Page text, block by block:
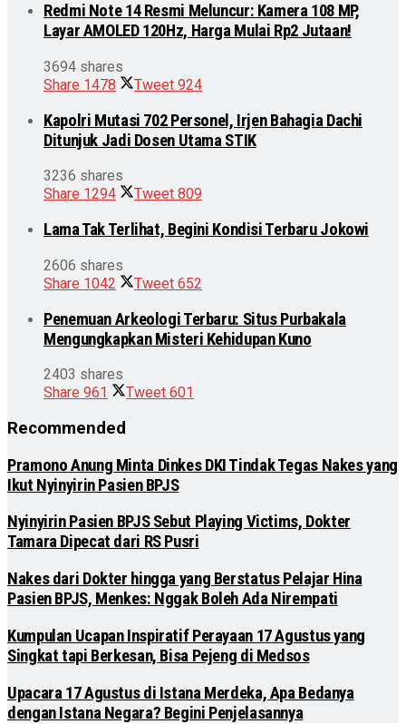
Redmi Note 14 Resmi Meluncur: Kamera 108 MP,
Layar AMOLED 120Hz, Harga Mulai Rp2 Jutaan!
3694 shares
Share 1478 Tweet 924
Kapolri Mutasi 702 Personel, Irjen Bahagia Dachi
Ditunjuk Jadi Dosen Utama STIK
3236 shares
Share 1294 Tweet 809
Lama Tak Terlihat, Begini Kondisi Terbaru Jokowi
2606 shares
Share 1042 Tweet 652
Penemuan Arkeologi Terbaru: Situs Purbakala
Mengungkapkan Misteri Kehidupan Kuno
2403 shares
Share 961 Tweet 601
Recommended
Pramono Anung Minta Dinkes DKI Tindak Tegas Nakes yang
Ikut Nyinyirin Pasien BPJS
Nyinyirin Pasien BPJS Sebut Playing Victims, Dokter
Tamara Dipecat dari RS Pusri
Nakes dari Dokter hingga yang Berstatus Pelajar Hina
Pasien BPJS, Menkes: Nggak Boleh Ada Nirempati
Kumpulan Ucapan Inspiratif Perayaan 17 Agustus yang
Singkat tapi Berkesan, Bisa Pejeng di Medsos
Upacara 17 Agustus di Istana Merdeka, Apa Bedanya
dengan Istana Negara? Begini Penjelasannya